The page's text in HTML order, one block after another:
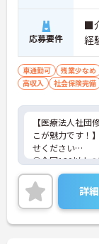
応募要件
■
経
車通勤可 残業少なめ
高収入
社会保険完備
【医療法人社団
こが魅力です！
せください
①全国120以上の
プのひとつです
しており働きや
②同院は精神科
イケアも行うな
す！
詳